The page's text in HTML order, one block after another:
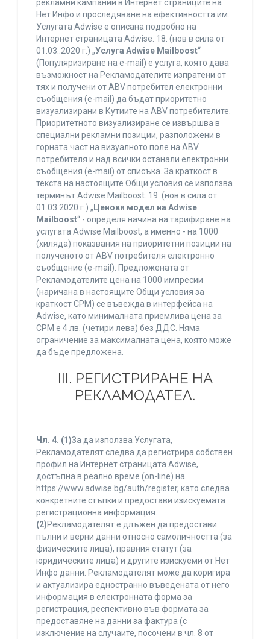
рекламни кампании в Интернет страниците на
Нет Инфо и проследяване на ефективността им.
Услугата Adwise е описана подробно на
Интернет страницата Adwise. 18. (нов в сила от
01.03..2020 г.) „Услуга Adwise Mailboost“
(Популяризиране на e-mail) е услуга, която дава
възможност на Рекламодателите изпратени от
тях и получени от ABV потребител електронни
съобщения (e-mail) да бъдат приоритетно
визуализирани в Кутиите на ABV потребителите.
Приоритетното визуализиране се извършва в
специални рекламни позиции, разположени в
горната част на визуалното поле на ABV
потребителя и над всички останали електронни
съобщения (e-mail) от списъка. За краткост в
текста на настоящите Общи условия се използва
терминът Adwise Mailboost. 19. (нов в сила от
01.03.2020 г.) „ Ценови модел на Adwise
Mailboost“ - определя начина на тарифиране на
услугата Adwise Mailboost, а именно - на 1000
(хиляда) показвания на приоритетни позиции на
полученото от ABV потребителя електронно
съобщение (e-mail). Предложената от
Рекламодателите цена на 1000 импресии
(наричана в настоящите Общи условия за
краткост CPM) се въвежда в интерфейса на
Adwise, като минималната приемлива цена за
CPM е 4 лв. (четири лева) без ДДС. Няма
ограничение за максималната цена, която може
да бъде предложена.
ІІІ. РЕГИСТРИРАНЕ НА
РЕКЛАМОДАТЕЛ.
Чл. 4. (1)За да използва Услугата,
Рекламодателят следва да регистрира собствен
профил на Интернет страницата Adwise,
достъпна в реално време (on-line) на
https://www.adwise.bg/auth/register, като следва
конкретните стъпки и предостави изискуемата
регистрационна информация.
(2)Рекламодателят е длъжен да предостави
пълни и верни данни относно самоличността (за
физическите лица), правния статут (за
юридическите лица) и другите изискуеми от Нет
Инфо данни. Рекламодателят може да коригира
и актуализира едностранно въведената от него
информация в електронната форма за
регистрация, респективно във формата за
предоставяне на данни за фактура (с
изключение на случаите, посочени в чл. 8 от